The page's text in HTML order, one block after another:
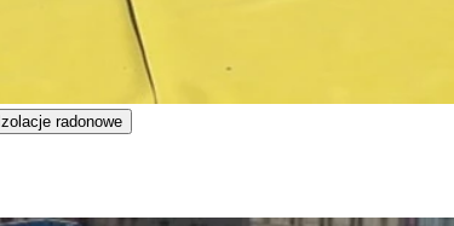
Izolacje radonowe